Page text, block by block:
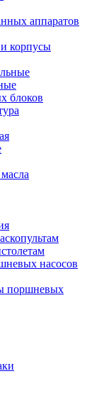
аппаратов
корпусы
блоков
насосов
поршневых